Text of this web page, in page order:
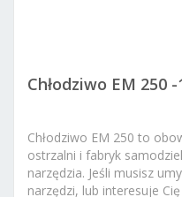
Chłodziwo EM 250 -
Chłodziwo EM 250 to
ostrzalni i fabryk
narzędzia. Jeśli musisz
narzędzi, lub interesuje